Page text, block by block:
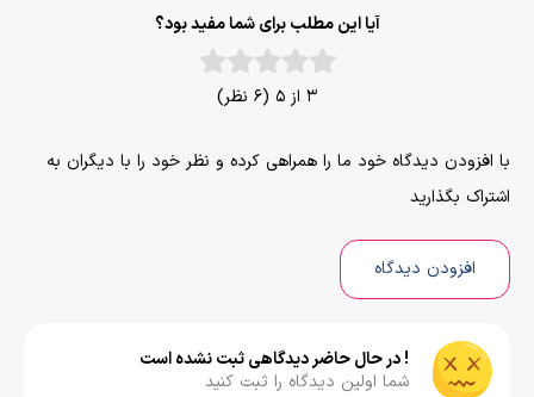
آیا این مطلب برای شما مفید بود؟
3 از 5 (6 نظر)
با افزودن دیدگاه خود ما را همراهی کرده و نظر خود را با دیگران به
اشتراک بگذارید
افزودن دیدگاه
! در حال حاضر دیدگاهی ثبت نشده است
شما اولین دیدگاه را ثبت کنید